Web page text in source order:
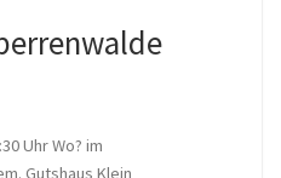
Uhr Wo? im
Gutshaus Klein